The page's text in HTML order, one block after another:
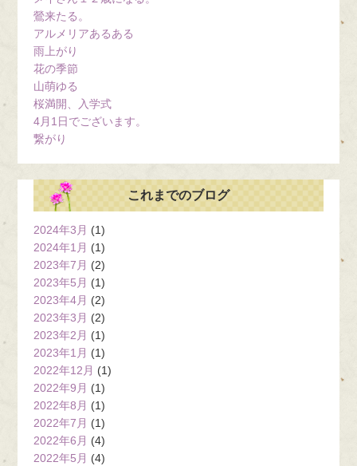
鶯来たる。
アルメリアあるある
雨上がり
花の季節
山萌ゆる
桜満開、入学式
4月1日でございます。
繋がり
これまでのブログ
2024年3月 (1)
2024年1月 (1)
2023年7月 (2)
2023年5月 (1)
2023年4月 (2)
2023年3月 (2)
2023年2月 (1)
2023年1月 (1)
2022年12月 (1)
2022年9月 (1)
2022年8月 (1)
2022年7月 (1)
2022年6月 (4)
2022年5月 (4)